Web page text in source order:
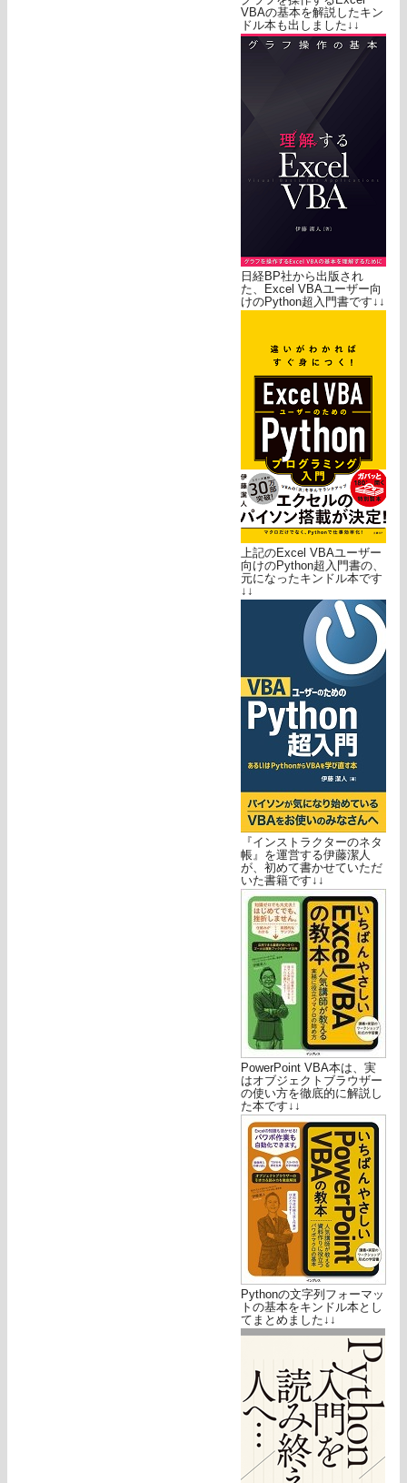
VBAの基本を解説したキン
ドル本も出しました↓↓
日経BP社から出版され
た、Excel VBAユーザー向
けのPython超入門書です↓↓
上記のExcel VBAユーザー
向けのPython超入門書の、
元になったキンドル本です
↓↓
『インストラクターのネタ
帳』を運営する伊藤潔人
が、初めて書かせていただ
いた書籍です↓↓
PowerPoint VBA本は、実
はオブジェクトブラウザー
の使い方を徹底的に解説し
た本です↓↓
Pythonの文字列フォーマッ
トの基本をキンドル本とし
てまとめました↓↓